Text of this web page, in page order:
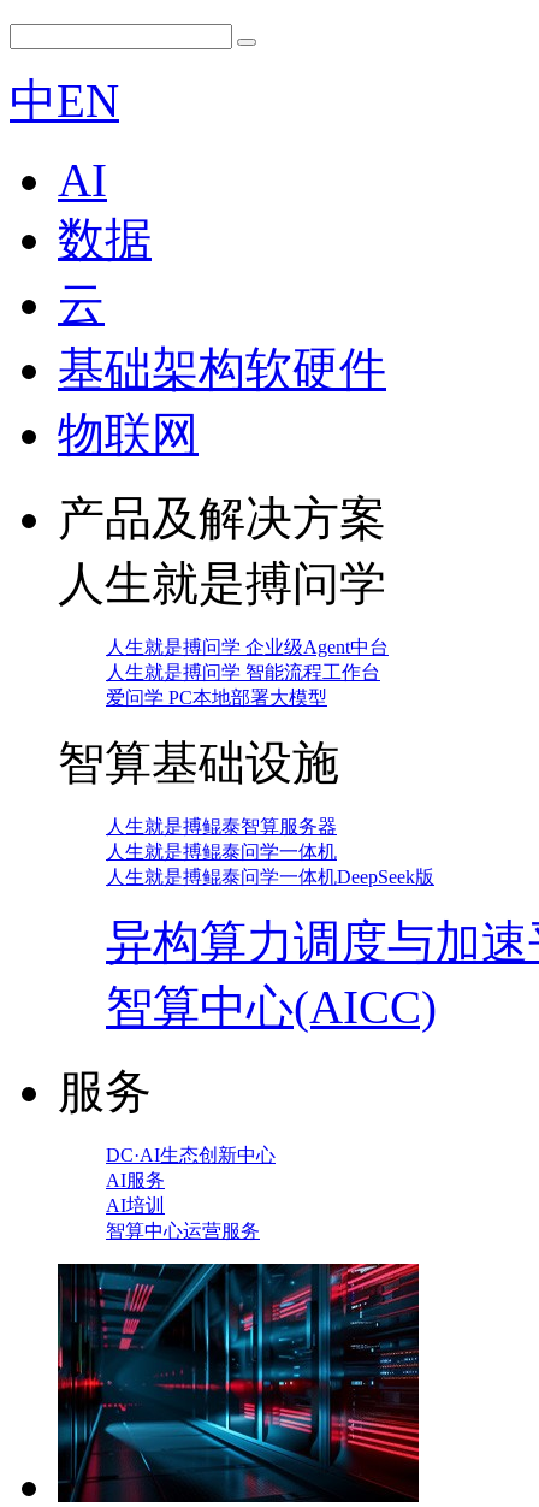
中EN
AI
数据
云
基础架构软硬件
物联网
产品及解决方案
人生就是搏问学
人生就是搏问学 企业级Agent中台
人生就是搏问学 智能流程工作台
爱问学 PC本地部署大模型
智算基础设施
人生就是搏鲲泰智算服务器
人生就是搏鲲泰问学一体机
人生就是搏鲲泰问学一体机DeepSeek版
异构算力调度与加
智算中心(AICC)
服务
DC·AI生态创新中心
AI服务
AI培训
智算中心运营服务